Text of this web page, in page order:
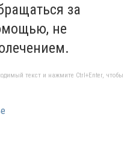
за
не
текст и нажмите Ctrl+Enter, чтобы